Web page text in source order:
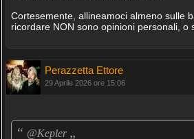
Cortesemente, allineamoci almeno sulle
ricordare NON sono opinioni personali, o
Perazzetta Ettore
29 Aprile 2026 ore 15:06
“ @Kepler „